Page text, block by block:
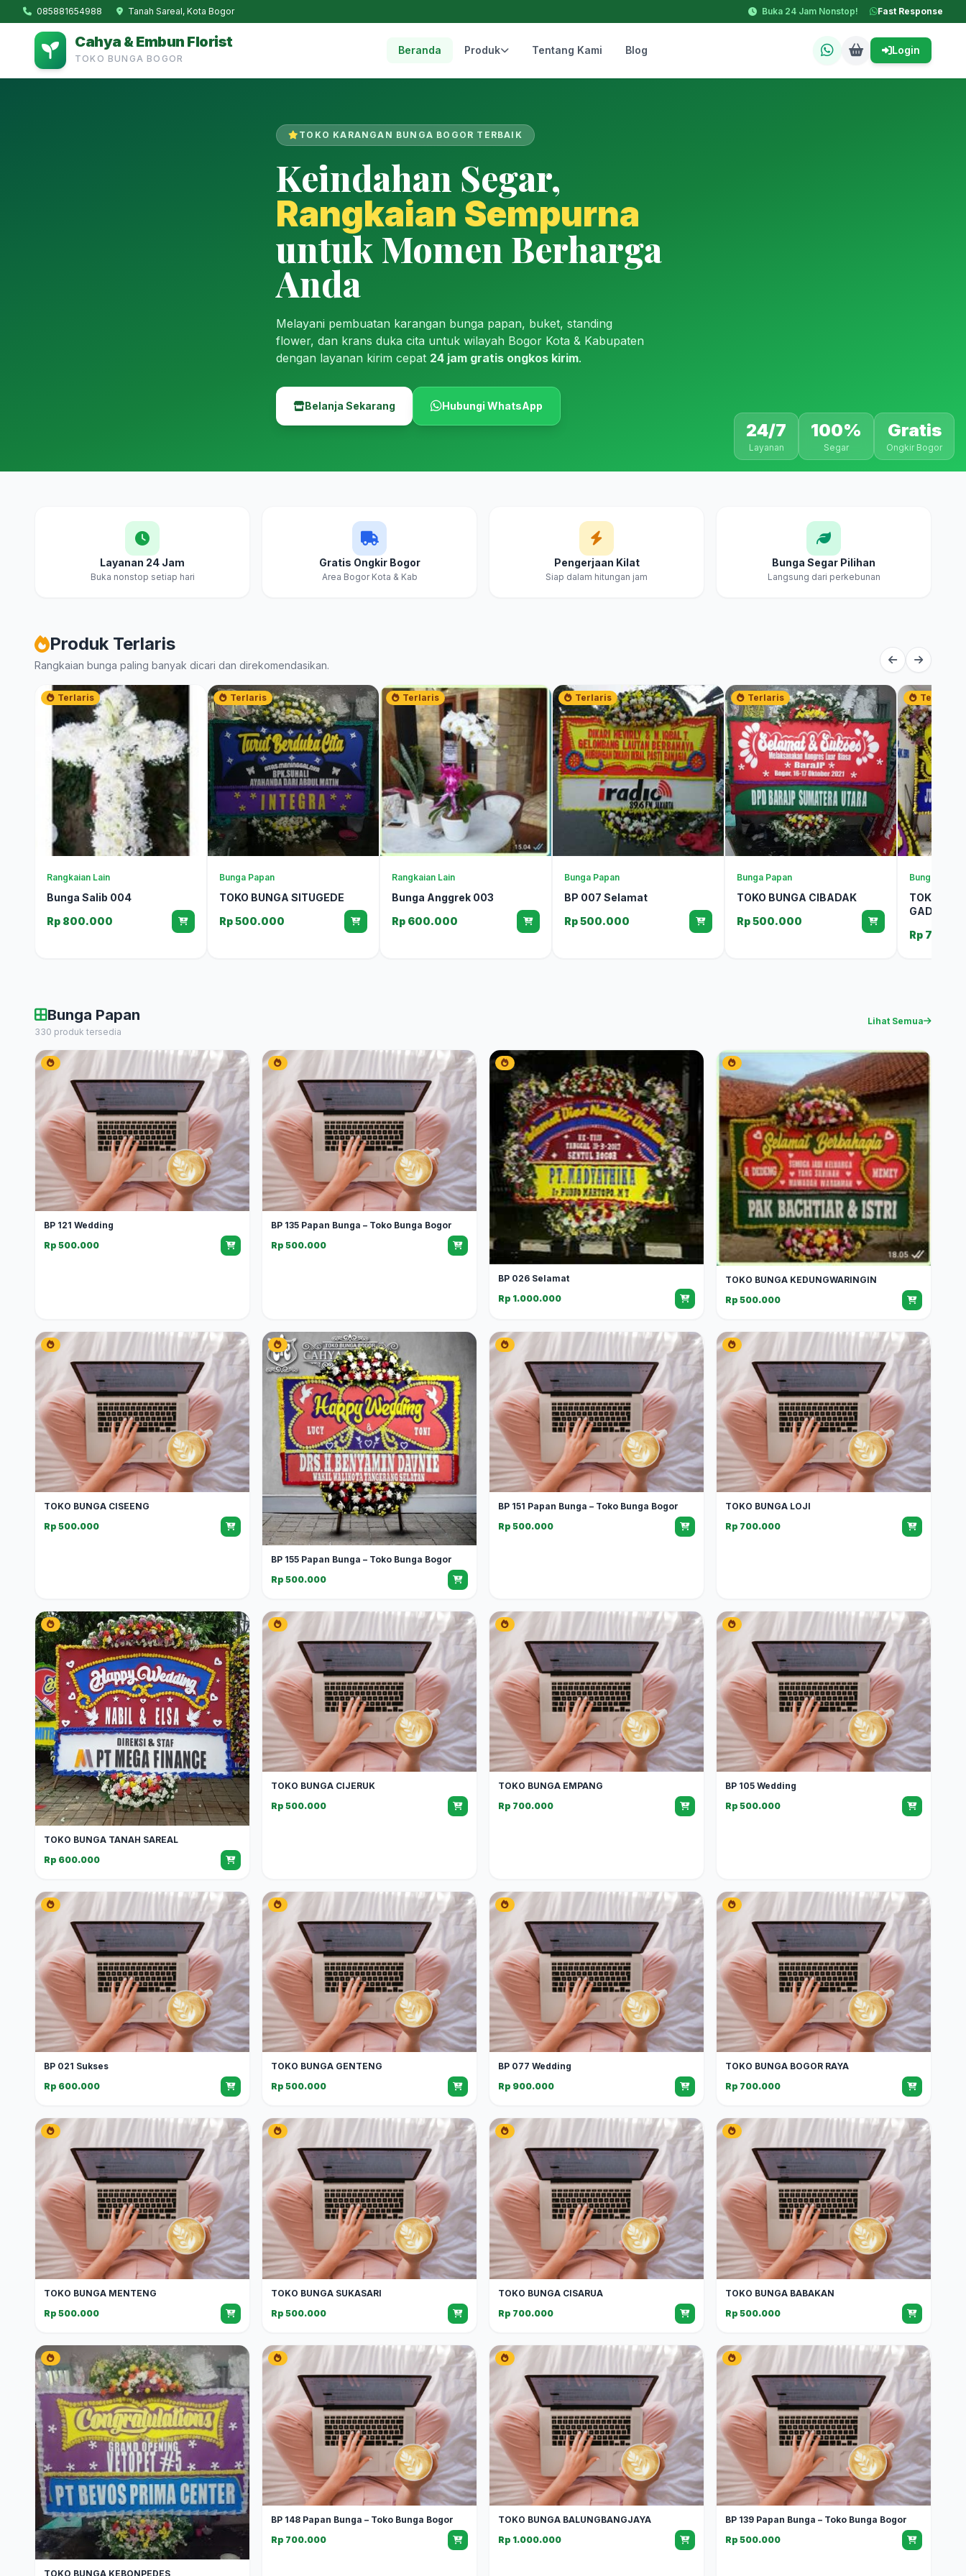
085881654988 Tanah Sareal, Kota Bogor Buka 24 Jam Nonstop! Fast Response
Cahya & Embun Florist
TOKO BUNGA BOGOR
Beranda Produk Tentang Kami Blog Login
TOKO KARANGAN BUNGA BOGOR TERBAIK
Keindahan Segar,
Rangkaian Sempurna
untuk Momen Berharga
Anda
Melayani pembuatan karangan bunga papan, buket, standing
flower, dan krans duka cita untuk wilayah Bogor Kota & Kabupaten
dengan layanan kirim cepat 24 jam gratis ongkos kirim.
Belanja Sekarang Hubungi WhatsApp
24/7
Layanan
100%
Segar
Gratis
Ongkir Bogor
Layanan 24 Jam
Buka nonstop setiap hari
Gratis Ongkir Bogor
Area Bogor Kota & Kab
Pengerjaan Kilat
Siap dalam hitungan jam
Bunga Segar Pilihan
Langsung dari perkebunan
Produk Terlaris
Rangkaian bunga paling banyak dicari dan direkomendasikan.
Terlaris
Rangkaian Lain
Bunga Salib 004
Rp 800.000
Terlaris
Bunga Papan
TOKO BUNGA SITUGEDE
Rp 500.000
Terlaris
Rangkaian Lain
Bunga Anggrek 003
Rp 600.000
Terlaris
Bunga Papan
BP 007 Selamat
Rp 500.000
Terlaris
Bunga Papan
TOKO BUNGA CIBADAK
Rp 500.000
Terlaris
Bunga Papan
TOKO
GADUNG
Rp
Bunga Papan
330 produk tersedia
Lihat Semua
BP 121 Wedding
Rp 500.000
BP 135 Papan Bunga – Toko Bunga Bogor
Rp 500.000
BP 026 Selamat
Rp 1.000.000
TOKO BUNGA KEDUNGWARINGIN
Rp 500.000
TOKO BUNGA CISEENG
Rp 500.000
BP 155 Papan Bunga – Toko Bunga Bogor
Rp 500.000
BP 151 Papan Bunga – Toko Bunga Bogor
Rp 500.000
TOKO BUNGA LOJI
Rp 700.000
TOKO BUNGA TANAH SAREAL
Rp 600.000
TOKO BUNGA CIJERUK
Rp 500.000
TOKO BUNGA EMPANG
Rp 700.000
BP 105 Wedding
Rp 500.000
BP 021 Sukses
Rp 600.000
TOKO BUNGA GENTENG
Rp 500.000
BP 077 Wedding
Rp 900.000
TOKO BUNGA BOGOR RAYA
Rp 700.000
TOKO BUNGA MENTENG
Rp 500.000
TOKO BUNGA SUKASARI
Rp 500.000
TOKO BUNGA CISARUA
Rp 700.000
TOKO BUNGA BABAKAN
Rp 500.000
TOKO BUNGA KEBONPEDES
BP 148 Papan Bunga – Toko Bunga Bogor
Rp 700.000
TOKO BUNGA BALUNGBANGJAYA
Rp 1.000.000
BP 139 Papan Bunga – Toko Bunga Bogor
Rp 500.000